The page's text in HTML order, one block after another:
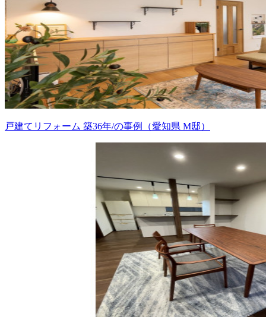
戸建てリフォーム 築36年/の事例（愛知県 M邸）